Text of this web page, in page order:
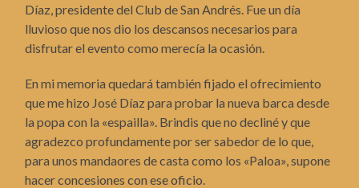
Díaz, presidente del Club de San Andrés. Fue un día
lluvioso que nos dio los descansos necesarios para
disfrutar el evento como merecía la ocasión.
En mi memoria quedará también fijado el ofrecimiento
que me hizo José Díaz para probar la nueva barca desde
la popa con la «espailla». Brindis que no decliné y que
agradezco profundamente por ser sabedor de lo que,
para unos mandaores de casta como los «Paloa», supone
hacer concesiones con ese oficio.